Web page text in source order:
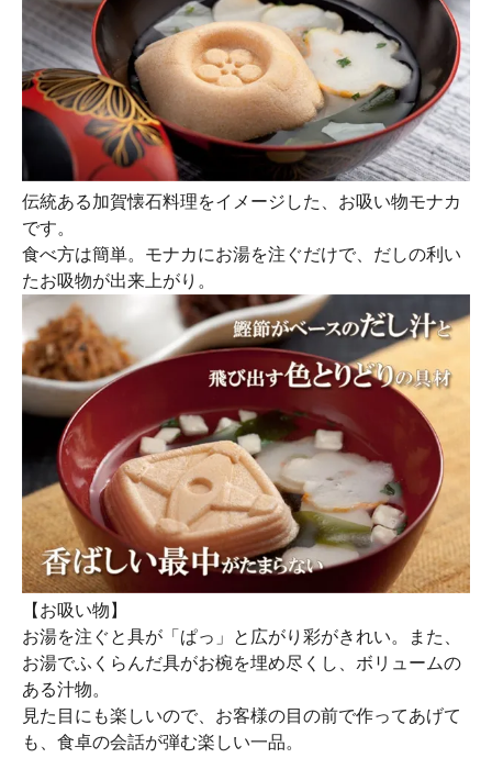
伝統ある加賀懐石料理をイメージした、お吸い物モナカ
です。
食べ方は簡単。モナカにお湯を注ぐだけで、だしの利い
たお吸物が出来上がり。
【お吸い物】
お湯を注ぐと具が「ぱっ」と広がり彩がきれい。また、
お湯でふくらんだ具がお椀を埋め尽くし、ボリュームの
ある汁物。
見た目にも楽しいので、お客様の目の前で作ってあげて
も、食卓の会話が弾む楽しい一品。